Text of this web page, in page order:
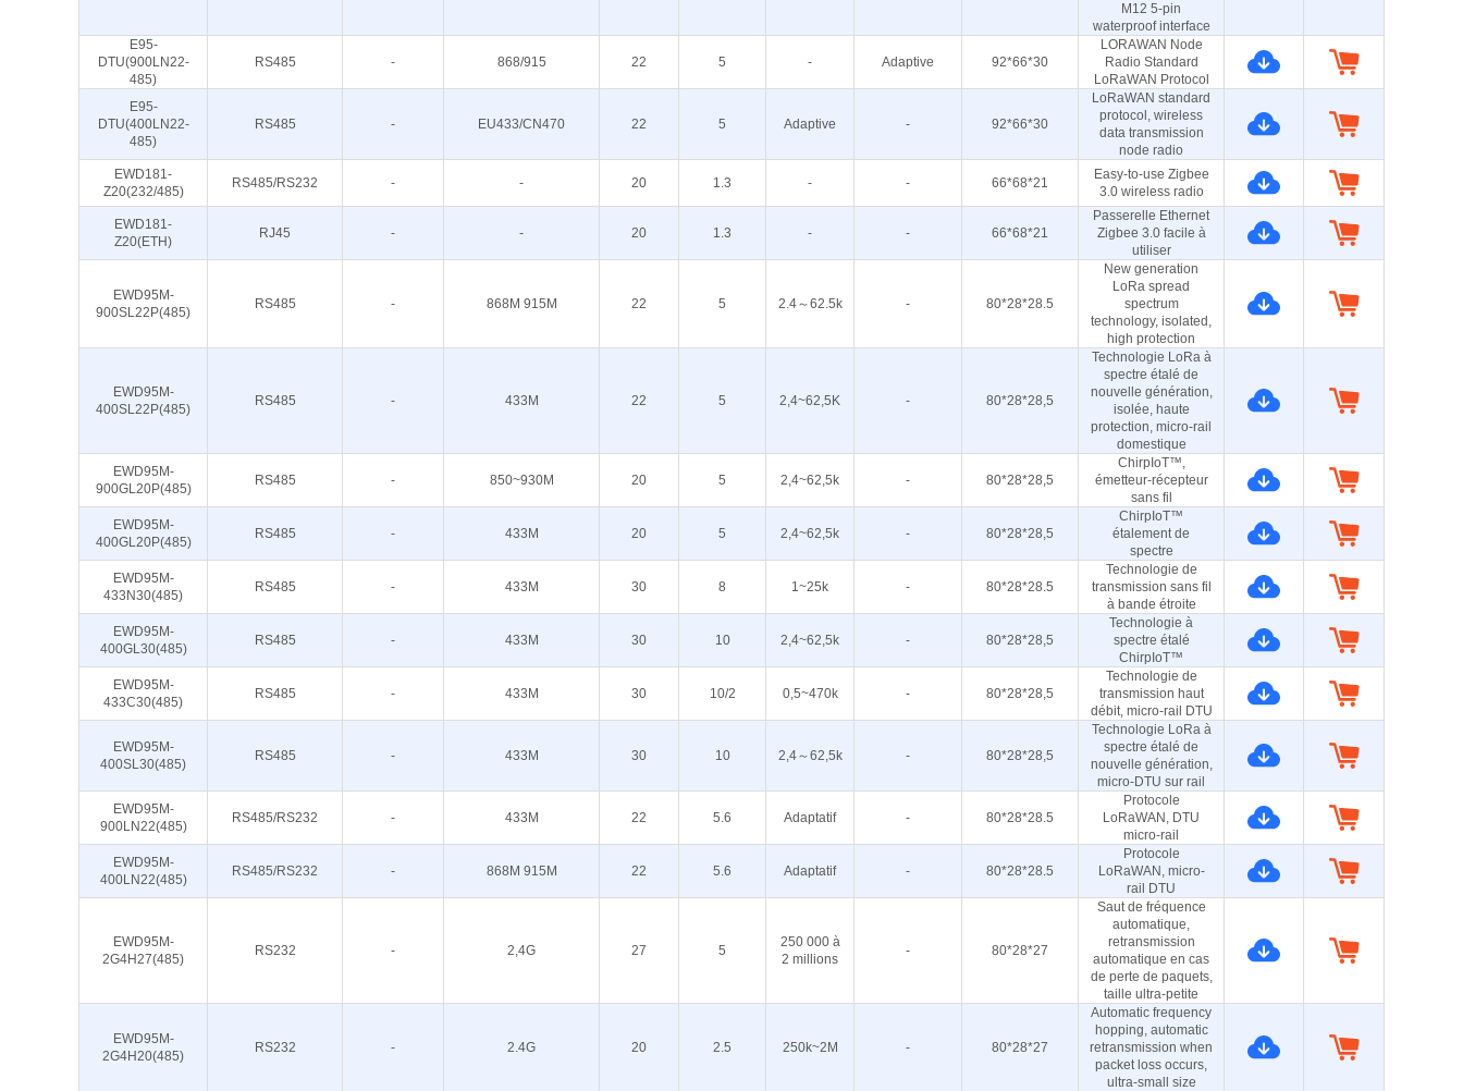
M12 5-pin
waterproof interface
E95-
DTU(900LN22-
485)
RS485 - 868/915 22 5 - Adaptive 92*66*30
LORAWAN Node
Radio Standard
LoRaWAN Protocol
E95-
DTU(400LN22-
485)
RS485 - EU433/CN470 22 5 Adaptive - 92*66*30
LoRaWAN standard
protocol, wireless
data transmission
node radio
EWD181-
Z20(232/485)
RS485/RS232 - - 20 1.3 - - 66*68*21
Easy-to-use Zigbee
3.0 wireless radio
EWD181-
Z20(ETH)
RJ45 - - 20 1.3 - - 66*68*21
Passerelle Ethernet
Zigbee 3.0 facile à
utiliser
EWD95M-
900SL22P(485)
RS485 - 868M 915M 22 5 2.4～62.5k - 80*28*28.5
New generation
LoRa spread
spectrum
technology, isolated,
high protection
EWD95M-
400SL22P(485)
RS485 - 433M 22 5 2,4~62,5K - 80*28*28,5
Technologie LoRa à
spectre étalé de
nouvelle génération,
isolée, haute
protection, micro-rail
domestique
EWD95M-
900GL20P(485)
RS485 - 850~930M 20 5 2,4~62,5k - 80*28*28,5
ChirpIoT™,
émetteur-récepteur
sans fil
EWD95M-
400GL20P(485)
RS485 - 433M 20 5 2,4~62,5k - 80*28*28,5
ChirpIoT™
étalement de
spectre
EWD95M-
433N30(485)
RS485 - 433M 30 8 1~25k - 80*28*28.5
Technologie de
transmission sans fil
à bande étroite
EWD95M-
400GL30(485)
RS485 - 433M 30 10 2,4~62,5k - 80*28*28,5
Technologie à
spectre étalé
ChirpIoT™
EWD95M-
433C30(485)
RS485 - 433M 30 10/2 0,5~470k - 80*28*28,5
Technologie de
transmission haut
débit, micro-rail DTU
EWD95M-
400SL30(485)
RS485 - 433M 30 10 2,4～62,5k - 80*28*28,5
Technologie LoRa à
spectre étalé de
nouvelle génération,
micro-DTU sur rail
EWD95M-
900LN22(485)
RS485/RS232 - 433M 22 5.6 Adaptatif - 80*28*28.5
Protocole
LoRaWAN, DTU
micro-rail
EWD95M-
400LN22(485)
RS485/RS232 - 868M 915M 22 5.6 Adaptatif - 80*28*28.5
Protocole
LoRaWAN, micro-
rail DTU
EWD95M-
2G4H27(485)
RS232 - 2,4G 27 5
250 000 à
2 millions
- 80*28*27
Saut de fréquence
automatique,
retransmission
automatique en cas
de perte de paquets,
taille ultra-petite
EWD95M-
2G4H20(485)
RS232 - 2.4G 20 2.5 250k~2M - 80*28*27
Automatic frequency
hopping, automatic
retransmission when
packet loss occurs,
ultra-small size